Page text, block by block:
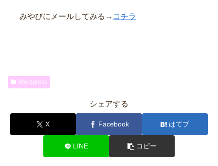
みやびにメールしてみる→ コチラ
Wordpress
シェアする
X Facebook はてブ
LINE コピー